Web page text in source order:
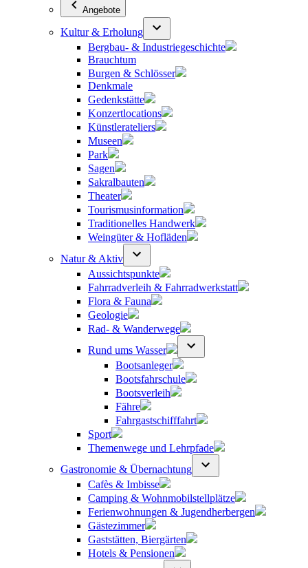
Angebote
Kultur & Erholung
Bergbau- & Industriegeschichte
Brauchtum
Burgen & Schlösser
Denkmale
Gedenkstätte
Konzertlocations
Künstlerateliers
Museen
Park
Sagen
Sakralbauten
Theater
Tourismusinformation
Traditionelles Handwerk
Weingüter & Hofläden
Natur & Aktiv
Aussichtspunkte
Fahrradverleih & Fahrradwerkstatt
Flora & Fauna
Geologie
Rad- & Wanderwege
Rund ums Wasser
Bootsanleger
Bootsfahrschule
Bootsverleih
Fähre
Fahrgastschifffahrt
Sport
Themenwege und Lehrpfade
Gastronomie & Übernachtung
Cafès & Imbisse
Camping & Wohnmobilstellplätze
Ferienwohnungen & Jugendherbergen
Gästezimmer
Gaststätten, Biergärten
Hotels & Pensionen